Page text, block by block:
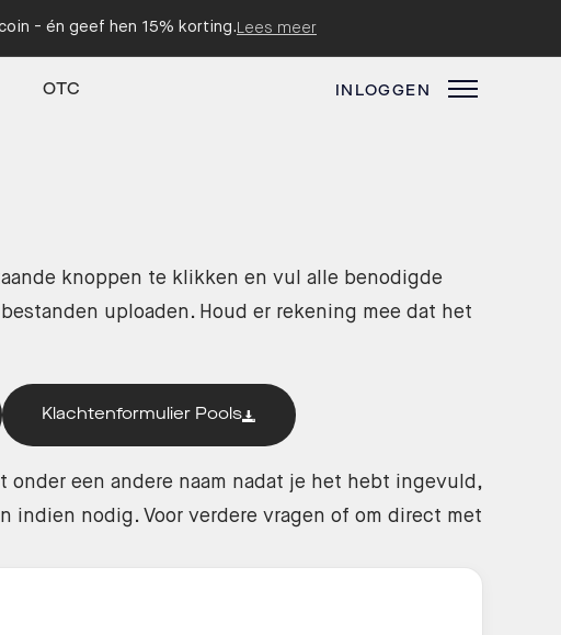
- én geef hen 15% korting. Lees meer
OTC INLOGGEN
knoppen te klikken en vul alle benodigde
uploaden. Houd er rekening mee dat het
Klachtenformulier Pools
een andere naam nadat je het hebt ingevuld,
nodig. Voor verdere vragen of om direct met